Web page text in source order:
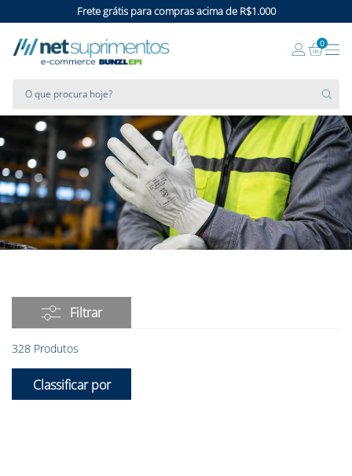
Frete grátis para compras acima de R$1.000
0
328 Produtos